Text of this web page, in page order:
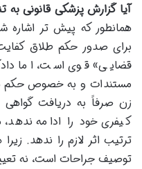
آیا گزارش پزشکی قانونی
همانطور که پیش تر اشاره
برای صدور حکم طلاق
قضایی» قوی است، اما
مستندات و به خصوص حکم
زن صرفاً به دریافت گواهی
کیفری خود را ادامه
ترتیب اثر لازم را ندهد.
توصیف جراحات است، نه